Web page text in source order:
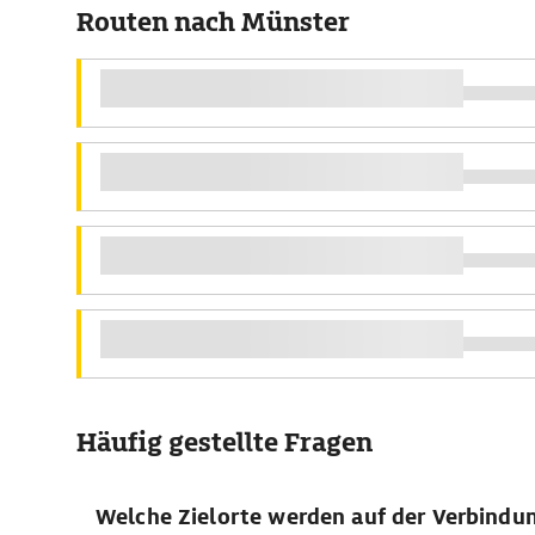
Routen nach Münster
Häufig gestellte Fragen
Welche Zielorte werden auf der